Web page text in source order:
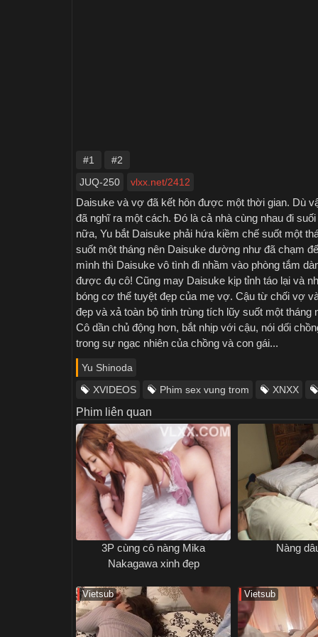
#1
#2
JUQ-250
vlxx.net/2412
Daisuke và vợ đã kết hôn được một thời gian. Dù
đã nghĩ ra một cách. Đó là cả nhà cùng nhau đi
nữa, Yu bắt Daisuke phải hứa kiềm chế suốt một
suốt một tháng nên Daisuke dường như đã chạm
mình thì Daisuke vô tình đi nhầm vào phòng tắm
được đụ cô! Cũng may Daisuke kịp tỉnh táo lại và
bóng cơ thể tuyệt đẹp của mẹ vợ. Cậu từ chối vợ
đẹp và xả toàn bộ tinh trùng tích lũy suốt một
Cô dần chủ động hơn, bắt nhịp với cậu, nói dối
trong sự ngạc nhiên của chồng và con gái...
Yu Shinoda
XVIDEOS
Phim sex vung trom XNXX
Phim liên quan
3P cùng cô nàng Mika
Nakagawa xinh đẹp
Nàng
Vietsub Vietsub